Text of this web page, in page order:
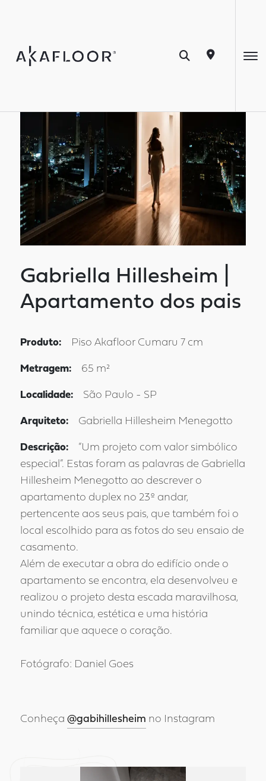
Gabriella Hillesheim |
Apartamento dos pais
Produto: Piso Akafloor Cumaru 7 cm
Metragem: 65 m²
Localidade: São Paulo - SP
Arquiteto: Gabriella Hillesheim Menegotto
Descrição:
“Um projeto com valor simbólico
especial”. Estas foram as palavras de Gabriella
Hillesheim Menegotto ao descrever o
apartamento duplex no 23º andar,
pertencente aos seus pais, que também foi o
local escolhido para as fotos do seu ensaio de
casamento.
Além de executar a obra do edifício onde o
apartamento se encontra, ela desenvolveu e
realizou o projeto desta escada maravilhosa,
unindo técnica, estética e uma história
familiar que aquece o coração.
Fotógrafo: Daniel Goes
Conheça @gabihillesheim no Instagram